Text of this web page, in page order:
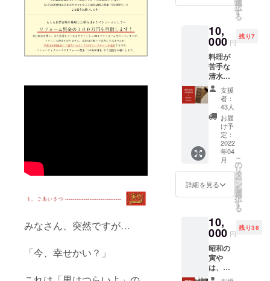
みなさん、突然ですが…
「今、幸せかい？」
GigaFil
e（ギガ
ル）便
などを
通じて
メール
させて
いただ
きま
す！ 皆
さまか
らのお
気持ち
に感謝
し、い
ただい
や」づ
くりの
費用に
充てさ
せてい
ただき
いた御
礼の手
紙をお
送りし
ます。
皆さま
からの
お気持
ちにと
ことん
感謝
し、い
ただい
た資金
を「昭
和の寅
や」づ
せてい
ただき
選
択
す
る
10,
000 円
残り7
料理が
苦手な
清水則
子がつ
くる気
まぐれ
おつま
み付き
＆清水
則子の
人生相
談付き
の「昭
和の寅
や」特
（１泊
3,800
円）＆
オリジ
ナルの
ステッ
カー
支援
者：
43人
お届
け予
定：
2022
年04
月
詳細を見る
こ
の
リ
タ
ー
ン
を
選
択
す
る
10,
000 円
残り38
昭和の
寅や
は、戸
倉上山